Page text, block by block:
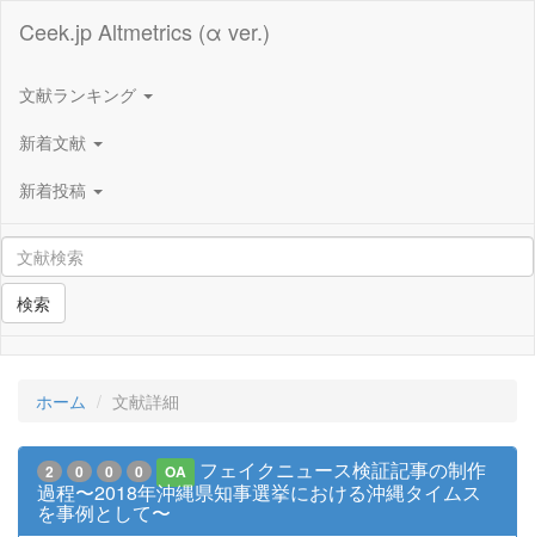
Ceek.jp Altmetrics (α ver.)
文献ランキング
新着文献
新着投稿
検索
ホーム 文献詳細
2 0 0 0 OA
フェイクニュース検証記事の制作
過程〜2018年沖縄県知事選挙における沖縄タイムス
を事例として〜